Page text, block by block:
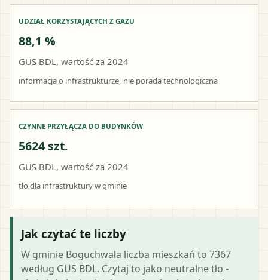
UDZIAŁ KORZYSTAJĄCYCH Z GAZU
88,1 %
GUS BDL, wartość za 2024
informacja o infrastrukturze, nie porada technologiczna
CZYNNE PRZYŁĄCZA DO BUDYNKÓW
5624 szt.
GUS BDL, wartość za 2024
tło dla infrastruktury w gminie
Jak czytać te liczby
W gminie Boguchwała liczba mieszkań to 7367
według GUS BDL. Czytaj to jako neutralne tło -